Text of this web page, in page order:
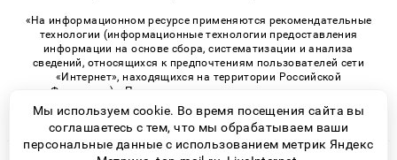
«На информационном ресурсе применяются рекомендательные
технологии (информационные технологии предоставления
информации на основе сбора, систематизации и анализа
сведений, относящихся к предпочтениям пользователей сети
«Интернет», находящихся на территории Российской
Федерации)». Правила применения рекомендательных
технологий в виджетах рекламно-обменной сети
«СМИ2» (PDF)
Мы используем cookie. Во время посещения сайта вы
соглашаетесь с тем, что мы обрабатываем ваши
персональные данные с использованием метрик Яндекс